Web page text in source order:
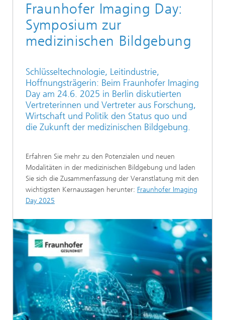
Fraunhofer Imaging Day:
Symposium zur
medizinischen Bildgebung
Schlüsseltechnologie, Leitindustrie,
Hoffnungsträgerin: Beim Fraunhofer Imaging
Day am 24.6. 2025 in Berlin diskutierten
Vertreterinnen und Vertreter aus Forschung,
Wirtschaft und Politik den Status quo und
die Zukunft der medizinischen Bildgebung.
Erfahren Sie mehr zu den Potenzialen und neuen
Modalitäten in der medizinischen Bildgebung und laden
Sie sich die Zusammenfassung der Veranstlatung mit den
wichtigsten Kernaussagen herunter: Fraunhofer Imaging
Day 2025